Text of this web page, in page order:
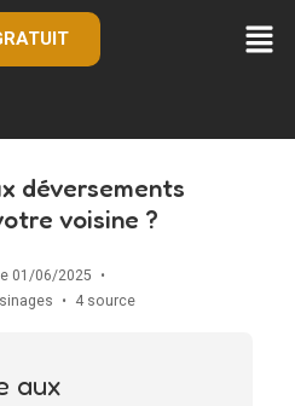
déversements
voisine ?
01/06/2025
•
• 4 source
aux